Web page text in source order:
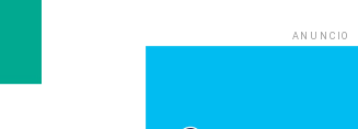
ANUNCIO